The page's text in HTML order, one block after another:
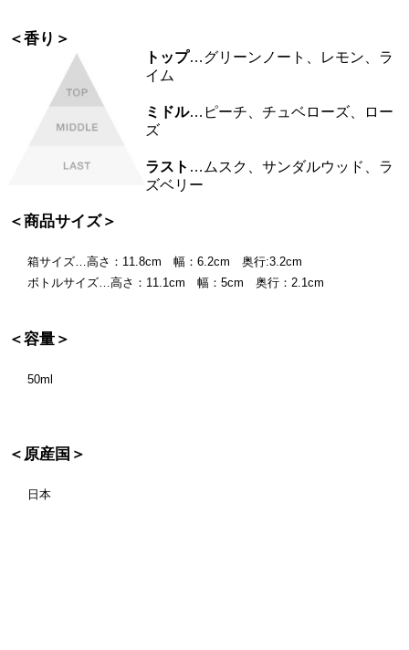
＜香り＞
トップ…グリーンノート、レモン、ラ
イム
ミドル…ピーチ、チュベローズ、ロー
ズ
ラスト …ムスク、サンダルウッド、ラ
ズベリー
＜商品サイズ＞
箱サイズ…高さ：11.8cm 幅：6.2cm 奥行:3.2cm
ボトルサイズ…高さ：11.1cm 幅：5cm 奥行：2.1cm
＜容量＞
50ml
＜原産国＞
日本